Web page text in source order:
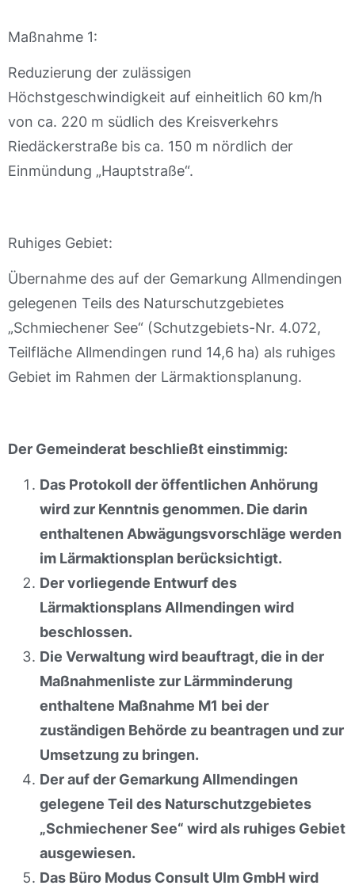
Maßnahme 1:
Reduzierung der zulässigen
Höchstgeschwindigkeit auf einheitlich 60 km/h
von ca. 220 m südlich des Kreisverkehrs
Riedäckerstraße bis ca. 150 m nördlich der
Einmündung „Hauptstraße“.
Ruhiges Gebiet:
Übernahme des auf der Gemarkung Allmendingen
gelegenen Teils des Naturschutzgebietes
„Schmiechener See“ (Schutzgebiets-Nr. 4.072,
Teilfläche Allmendingen rund 14,6 ha) als ruhiges
Gebiet im Rahmen der Lärmaktionsplanung.
Der Gemeinderat beschließt einstimmig:
Das Protokoll der öffentlichen Anhörung
wird zur Kenntnis genommen. Die darin
enthaltenen Abwägungsvorschläge werden
im Lärmaktionsplan berücksichtigt.
Der vorliegende Entwurf des
Lärmaktionsplans Allmendingen wird
beschlossen.
Die Verwaltung wird beauftragt, die in der
Maßnahmenliste zur Lärmminderung
enthaltene Maßnahme M1 bei der
zuständigen Behörde zu beantragen und zur
Umsetzung zu bringen.
Der auf der Gemarkung Allmendingen
gelegene Teil des Naturschutzgebietes
„Schmiechener See“ wird als ruhiges Gebiet
ausgewiesen.
Das Büro Modus Consult Ulm GmbH wird